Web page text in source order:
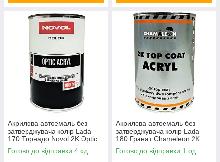
Акрилова автоемаль без
затверджувача колір Lada
170 Торнадо Novol 2K Optic
Acryl 800мл
Готово до відправки 4 од.
Акрилова автоемаль без
затверджувача колір Lada
180 Гранат Chameleon 2K
Top Coat Acryl 800мл
Готово до відправки 1 од.